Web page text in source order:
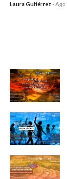
Laura Gutiérrez - Ago